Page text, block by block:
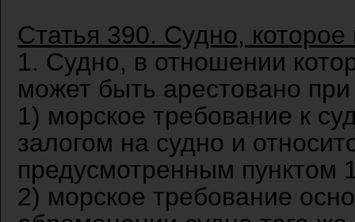
Статья 390. Судно,
1. Судно, в отношении
может быть арестовано
1) морское требование к
залогом на судно и
предусмотренным пунктом
2) морское требование